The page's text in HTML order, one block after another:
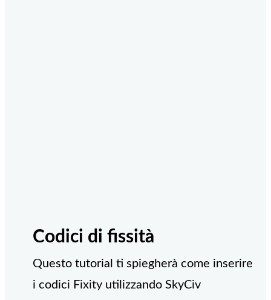
Codici di fissità
Questo tutorial ti spiegherà come inserire
i codici Fixity utilizzando SkyCiv